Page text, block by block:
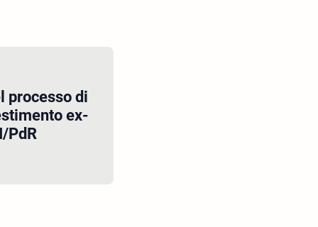
processo di
ex-
PdR